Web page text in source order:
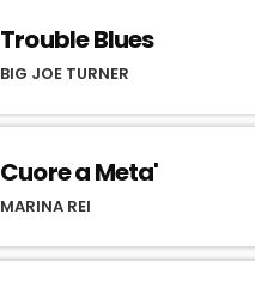
Trouble Blues
BIG JOE TURNER
Cuore a Meta'
MARINA REI